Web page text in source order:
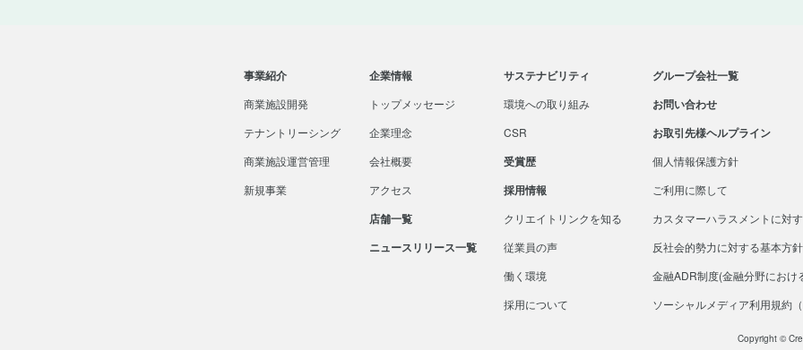
事業紹介
商業施設開発
テナントリーシング
商業施設運営管理
新規事業
企業情報
トップメッセージ
企業理念
会社概要
アクセス
店舗一覧
ニュースリリース一覧
サステナビリティ
環境への取り組み
CSR
受賞歴
採用情報
クリエイトリンクを知る
従業員の声
働く環境
採用について
グループ会社一覧
お問い合わせ
お取引先様ヘルプライン
個人情報保護方針
ご利用に際して
カスタマーハラスメントに対
反社会的勢力に対する基本方針
金融ADR制度(金融分野にお
ソーシャルメディア利用規約
Copyright ©